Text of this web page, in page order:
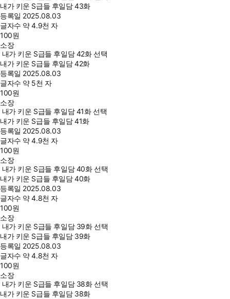
내가 키운 S급들 후일담 43화
등록일 2025.08.03
글자수 약 4.9천 자
100원
소장
내가 키운 S급들 후일담 42화 선택
내가 키운 S급들 후일담 42화
등록일 2025.08.03
글자수 약 5천 자
100원
소장
내가 키운 S급들 후일담 41화 선택
내가 키운 S급들 후일담 41화
등록일 2025.08.03
글자수 약 4.9천 자
100원
소장
내가 키운 S급들 후일담 40화 선택
내가 키운 S급들 후일담 40화
등록일 2025.08.03
글자수 약 4.8천 자
100원
소장
내가 키운 S급들 후일담 39화 선택
내가 키운 S급들 후일담 39화
등록일 2025.08.03
글자수 약 4.8천 자
100원
소장
내가 키운 S급들 후일담 38화 선택
내가 키운 S급들 후일담 38화